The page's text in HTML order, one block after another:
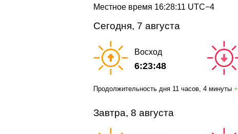
Местное время 16:28:11 UTC−4
Сегодня, 7 августа
Восход
6:23:48
Продолжительность дня 11 часов , 4 минуты +
Завтра, 8 августа